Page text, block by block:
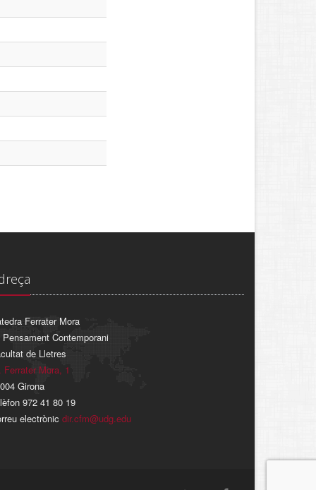
Ferrater Mora
Pensament Contemporani
de Lletres
Ferrater Mora, 1
Girona
972 41 80 19
electrònic dir.cfm@udg.edu